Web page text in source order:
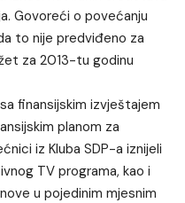
Govoreći o povećanju
to nije predviđeno za
za 2013-tu godinu
finansijskim izvještajem
planom za
iz Kluba SDP-a iznijeli
TV programa, kao i
u pojedinim mjesnim